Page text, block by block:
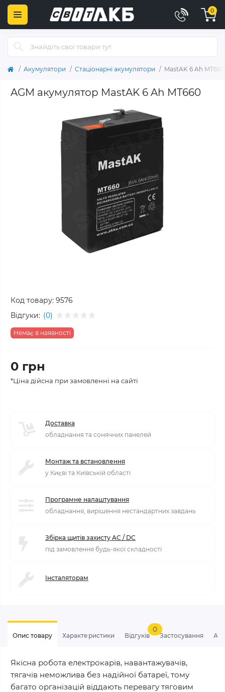
0
Акумулятори Стаціонарні акумулятори MastAK 6 Ah MT660
AGM акумулятор MastAK 6 Ah MT660
Код товару: 9576
Відгуки: (0)
Немає в наявності
0 грн
*Ціна дійсна при замовленні на сайті
Доставка
обладнання та сонячних панелей
Монтаж та встановлення
у Києві та Київській області
Програмне налаштування
обладнання, вирішення нестандартних завдань
Збірка щитів захисту AC / DC
під замовлення будь-якої складності
Інсталяторам
Опис товару Характеристики Відгуків
0
Застосування
Якісна робота електрокарів, навантажувачів,
тягачів неможлива без надійної батареї, тому
багато організацій віддають перевагу тяговим